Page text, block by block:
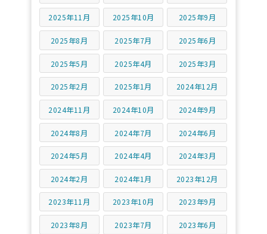
2025年11月 2025年10月 2025年9月
2025年8月 2025年7月 2025年6月
2025年5月 2025年4月 2025年3月
2025年2月 2025年1月 2024年12月
2024年11月 2024年10月 2024年9月
2024年8月 2024年7月 2024年6月
2024年5月 2024年4月 2024年3月
2024年2月 2024年1月 2023年12月
2023年11月 2023年10月 2023年9月
2023年8月 2023年7月 2023年6月